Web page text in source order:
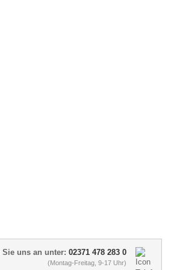
Sie uns an unter: 02371 478 283 0
(Montag-Freitag, 9-17 Uhr)